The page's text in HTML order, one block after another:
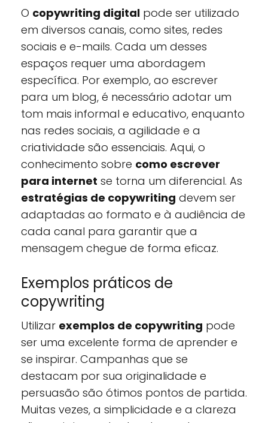
O copywriting digital pode ser utilizado
em diversos canais, como sites, redes
sociais e e-mails. Cada um desses
espaços requer uma abordagem
específica. Por exemplo, ao escrever
para um blog, é necessário adotar um
tom mais informal e educativo, enquanto
nas redes sociais, a agilidade e a
criatividade são essenciais. Aqui, o
conhecimento sobre como escrever
para internet se torna um diferencial. As
estratégias de copywriting devem ser
adaptadas ao formato e à audiência de
cada canal para garantir que a
mensagem chegue de forma eficaz.
Exemplos práticos de
copywriting
Utilizar exemplos de copywriting pode
ser uma excelente forma de aprender e
se inspirar. Campanhas que se
destacam por sua originalidade e
persuasão são ótimos pontos de partida.
Muitas vezes, a simplicidade e a clareza